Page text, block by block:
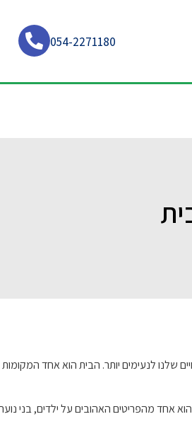
054-2271180
לנעימים יותר. הבית הוא אחד המקומות
אחד מהפריטים האהובים על ילדים, בני נוער